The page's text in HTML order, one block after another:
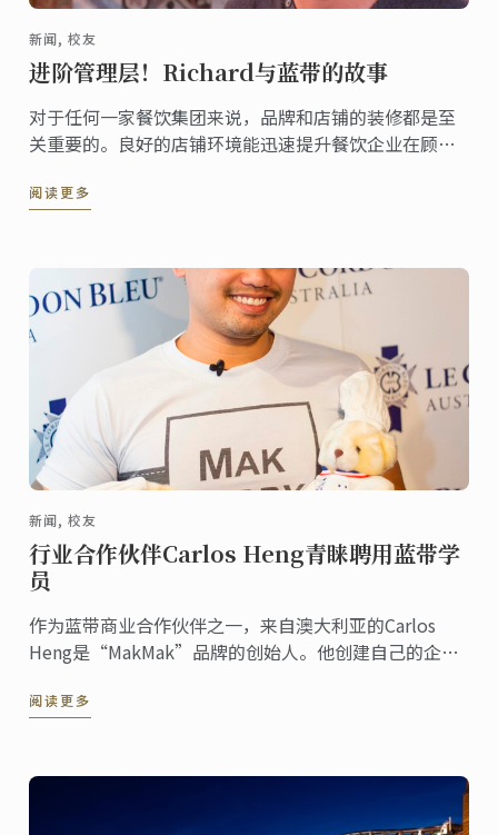
新闻, 校友
进阶管理层！Richard与蓝带的故事
对于任何一家餐饮集团来说，品牌和店铺的装修都是至
关重要的。良好的店铺环境能迅速提升餐饮企业在顾客
一印象。可以说，店铺装修和品牌运营的好坏直接决定
阅读更多
新闻, 校友
行业合作伙伴Carlos Heng青睐聘用蓝带学
员
作为蓝带商业合作伙伴之一，来自澳大利亚的Carlos
Heng是“MakMak”品牌的创始人。他创建自己的企业
程中，他认为最不可或缺的就是优质的员工。而蓝带毕
阅读更多